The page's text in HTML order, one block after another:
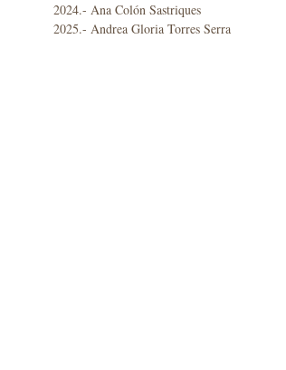
2024.- Ana Colón Sastriques
2025.- Andrea Gloria Torres Serra